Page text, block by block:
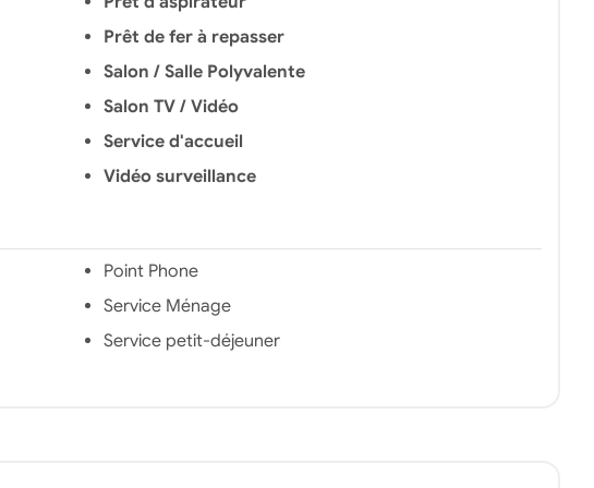
un régisseur habitant
sur place, qui est votre
contact permanent.
L'accès à la résidence
est contrôlé.
Prêt de fer à repasser
Salon / Salle Polyvalente
Salon TV / Vidéo
Service d'accueil
Vidéo surveillance
Point Phone
Service Ménage
Service petit-déjeuner